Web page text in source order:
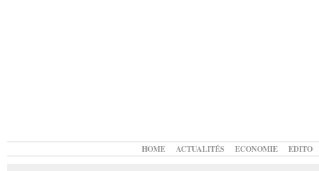
HOME ACTUALITÉS ECONOMIE EDITO